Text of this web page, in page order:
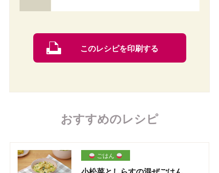
このレシピを印刷する
おすすめのレシピ
ごはん